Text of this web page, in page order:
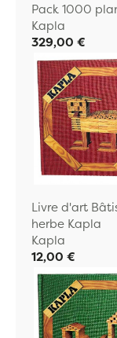
Pack 1000
Kapla
329,00 €
Livre d'art
herbe Kapla
Kapla
12,00 €